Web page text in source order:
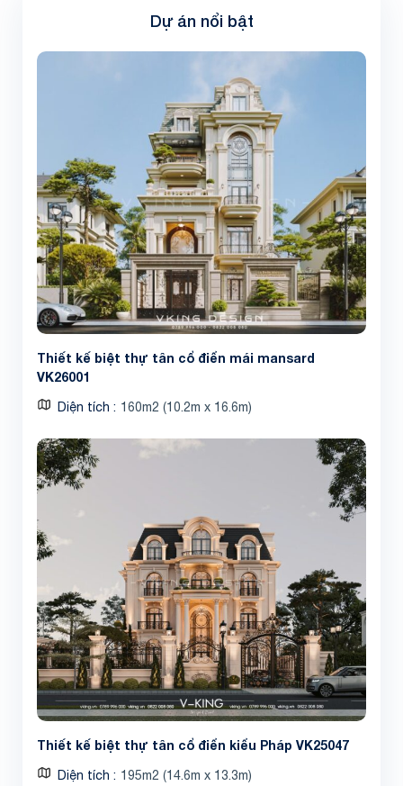
Dự án nổi bật
Thiết kế biệt thự tân cổ điển mái mansard
VK26001
Diện tích 160m2 (10.2m x 16.6m)
Thiết kế biệt thự tân cổ điển kiểu Pháp VK25047
Diện tích 195m2 (14.6m x 13.3m)